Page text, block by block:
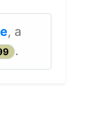
, a
.